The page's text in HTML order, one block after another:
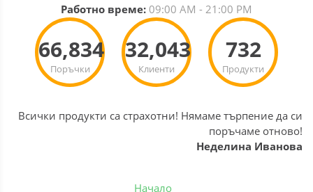
Работно време: 09:00 AM - 21:00 PM
Поръчки
66,834
Клиенти
32,043
Продукти
732
Всички продукти са страхотни! Нямаме търпение да си
поръчаме отново!
Неделина Иванова
Начало